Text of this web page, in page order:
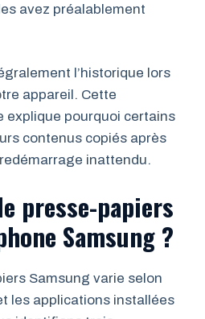
avez préalablement
l’historique lors
appareil. Cette
explique pourquoi certains
contenus copiés après
inattendu.
presse-papiers
Samsung ?
Samsung varie selon
les applications installées